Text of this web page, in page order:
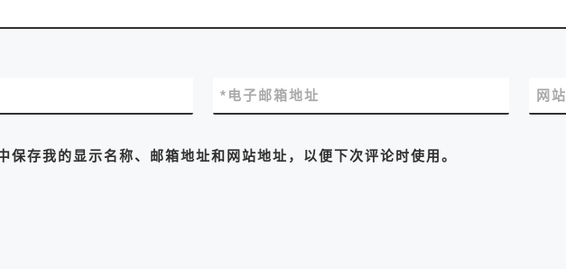
电子邮箱地址
* 网
保存我的显示名称、邮箱地址和网站地址，以便下次评论时使用。